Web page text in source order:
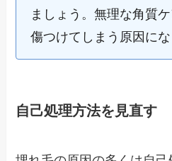
ましょう。無理な角質
傷つけてしまう原因にな
自己処理方法を見直す